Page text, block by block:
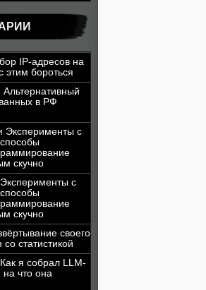
IP-адресов на
этим бороться
Альтернативный
в РФ
Эксперименты с
скучно
Эксперименты с
скучно
своего
статистикой
Как я собрал LLM-
на что она